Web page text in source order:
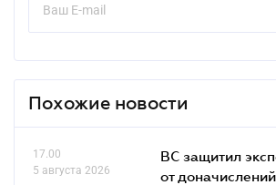
Похожие новости
17.00
5 августа 2026
ВС защитил
от